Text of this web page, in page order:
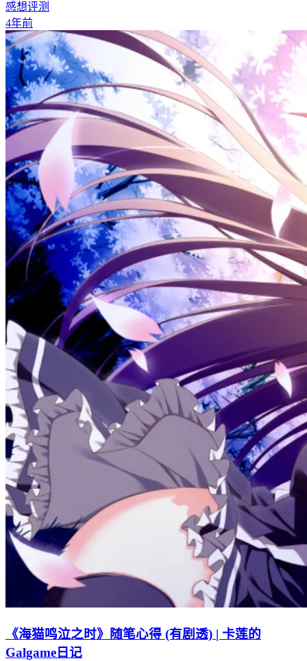
感想评测
4年前
《海猫鸣泣之时》随笔心得 (有剧透) | 卡莲的
Galgame日记